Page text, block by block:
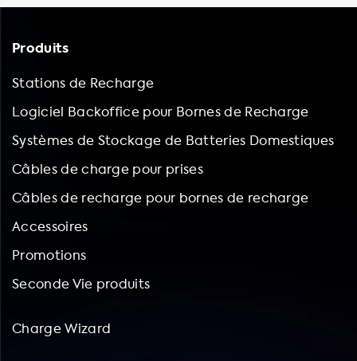
Produits
Stations de Recharge
Logiciel Backoffice pour Bornes de Recharge
Systèmes de Stockage de Batteries Domestiques
Câbles de charge pour prises
Câbles de recharge pour bornes de recharge
Accessoires
Promotions
Seconde Vie produits
Charge Wizard